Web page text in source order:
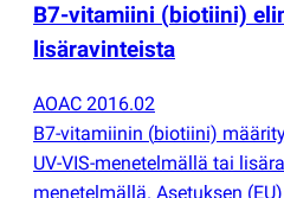
B7-vitamiini (biotiini)
lisäravinteista
AOAC 2016.02
B7-vitamiinin (biotiini)
UV-VIS-menetelmällä tai
menetelmällä. Asetuksen (